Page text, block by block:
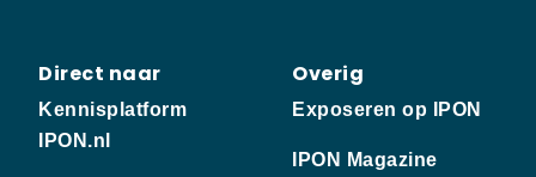
Direct naar
Kennisplatform
IPON.nl
Overig
Exposeren op IPON
IPON Magazine